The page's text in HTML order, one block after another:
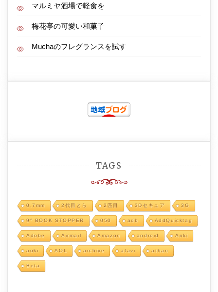
マルミヤ酒場で軽食を
梅花亭の可愛い和菓子
Muchaのフレグランスを試す
TAGS
0.7mm 2代目とら 2匹目 3Dセキュア 3G
9° BOOK STOPPER 050 adb AddQuicktag
Adobe Airmail Amazon android Anki
aoki AOL archive atavi athan
Beta